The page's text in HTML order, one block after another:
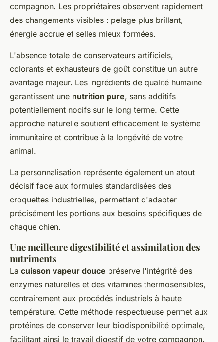
compagnon. Les propriétaires observent rapidement
des changements visibles : pelage plus brillant,
énergie accrue et selles mieux formées.
L'absence totale de conservateurs artificiels,
colorants et exhausteurs de goût constitue un autre
avantage majeur. Les ingrédients de qualité humaine
garantissent une nutrition pure, sans additifs
potentiellement nocifs sur le long terme. Cette
approche naturelle soutient efficacement le système
immunitaire et contribue à la longévité de votre
animal.
La personnalisation représente également un atout
décisif face aux formules standardisées des
croquettes industrielles, permettant d'adapter
précisément les portions aux besoins spécifiques de
chaque chien.
Une meilleure digestibilité et assimilation des
nutriments
La cuisson vapeur douce préserve l'intégrité des
enzymes naturelles et des vitamines thermosensibles,
contrairement aux procédés industriels à haute
température. Cette méthode respectueuse permet aux
protéines de conserver leur biodisponibilité optimale,
facilitant ainsi le travail digestif de votre compagnon.